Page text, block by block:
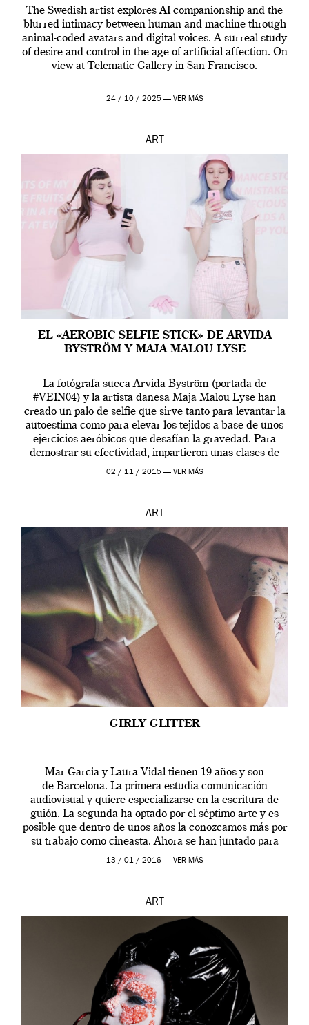
The Swedish artist explores AI companionship and the
blurred intimacy between human and machine through
animal-coded avatars and digital voices. A surreal study
of desire and control in the age of artificial affection. On
view at Telematic Gallery in San Francisco.
24 / 10 / 2025 — VER MÁS
ART
EL «AEROBIC SELFIE STICK» DE ARVIDA
BYSTRÖM Y MAJA MALOU LYSE
La fotógrafa sueca Arvida Byström (portada de
#VEIN04) y la artista danesa Maja Malou Lyse han
creado un palo de selfie que sirve tanto para levantar la
autoestima como para elevar los tejidos a base de unos
ejercicios aeróbicos que desafían la gravedad. Para
demostrar su efectividad, impartieron unas clases de
prueba en el Tate […]
02 / 11 / 2015 — VER MÁS
ART
GIRLY GLITTER
Mar Garcia y Laura Vidal tienen 19 años y son
de Barcelona. La primera estudia comunicación
audiovisual y quiere especializarse en la escritura de
guión. La segunda ha optado por el séptimo arte y es
posible que dentro de unos años la conozcamos más por
su trabajo como cineasta. Ahora se han juntado para
contarnos una […]
13 / 01 / 2016 — VER MÁS
ART